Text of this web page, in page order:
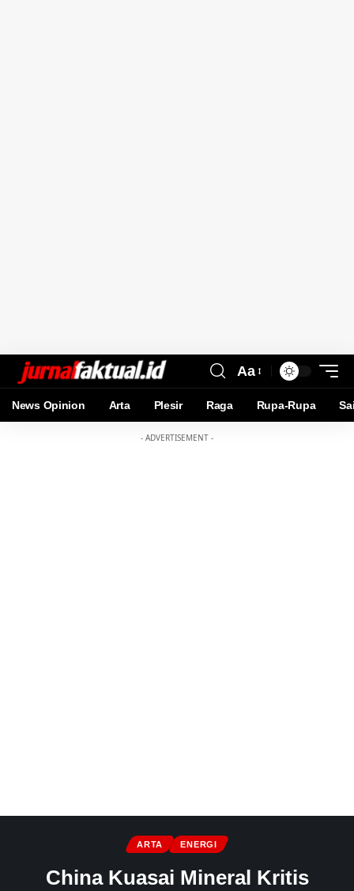
Aa
News Opinion Arta Plesir Raga Rupa-Rupa
- ADVERTISEMENT -
ARTA ENERGI
China Kuasai Mineral Kritis